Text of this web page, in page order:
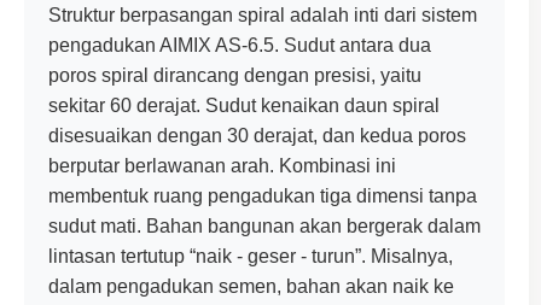
Struktur berpasangan spiral adalah inti dari sistem
pengadukan AIMIX AS-6.5. Sudut antara dua
poros spiral dirancang dengan presisi, yaitu
sekitar 60 derajat. Sudut kenaikan daun spiral
disesuaikan dengan 30 derajat, dan kedua poros
berputar berlawanan arah. Kombinasi ini
membentuk ruang pengadukan tiga dimensi tanpa
sudut mati. Bahan bangunan akan bergerak dalam
lintasan tertutup “naik - geser - turun”. Misalnya,
dalam pengadukan semen, bahan akan naik ke